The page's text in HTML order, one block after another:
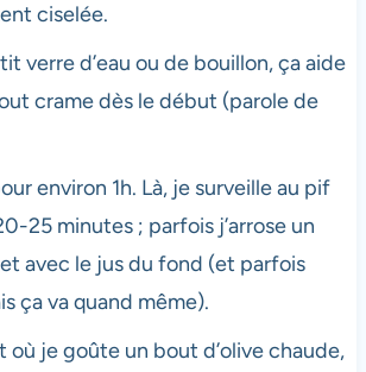
ciselée.
verre d’eau ou de bouillon, ça aide
crame dès le début (parole de
environ 1h. Là, je surveille au pif
25 minutes ; parfois j’arrose un
avec le jus du fond (et parfois
ça va quand même).
où je goûte un bout d’olive chaude,